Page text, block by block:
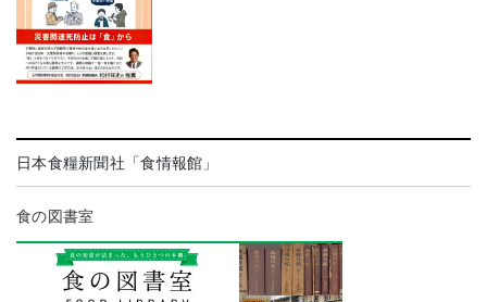
日本食糧新聞社「食情報館」
食の図書室